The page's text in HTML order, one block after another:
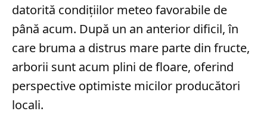
datorită condițiilor meteo favorabile de
până acum. După un an anterior dificil, în
care bruma a distrus mare parte din fructe,
arborii sunt acum plini de floare, oferind
perspective optimiste micilor producători
locali.